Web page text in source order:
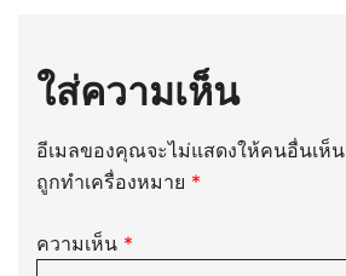
ใส่ความเห็น
อีเมลของคุณจะไม่แสดงให้คนอื่นเห็น
ถูกทำเครื่องหมาย *
ความเห็น *